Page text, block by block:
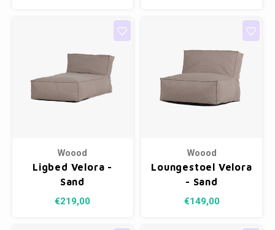
Woood
Ligbed Velora -
Sand
€219,00
Woood
Loungestoel Velora
- Sand
€149,00